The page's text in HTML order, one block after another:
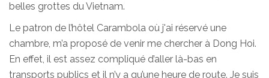
belles grottes du Vietnam.
Le patron de l’hôtel Carambola où j'ai réservé une
chambre, m’a proposé de venir me chercher à Dong Hoi.
En effet, il est assez compliqué d’aller là-bas en
transports publics et il n’y a qu’une heure de route. Je suis